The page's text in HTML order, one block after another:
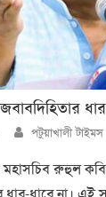
Author
পটুয়াখালী টাইমস
মহাসচিব রুহুল